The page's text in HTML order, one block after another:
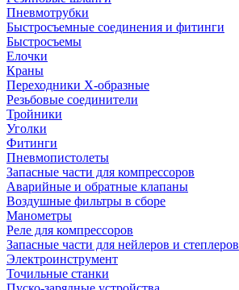
Пневмотрубки
Быстросъемные соединения и фитинги
Быстросъемы
Елочки
Краны
Переходники Х-образные
Резьбовые соединители
Тройники
Уголки
Фитинги
Пневмопистолеты
Запасные части для компрессоров
Аварийные и обратные клапаны
Воздушные фильтры в сборе
Манометры
Реле для компрессоров
Запасные части для нейлеров и степлеров
Электроинструмент
Точильные станки